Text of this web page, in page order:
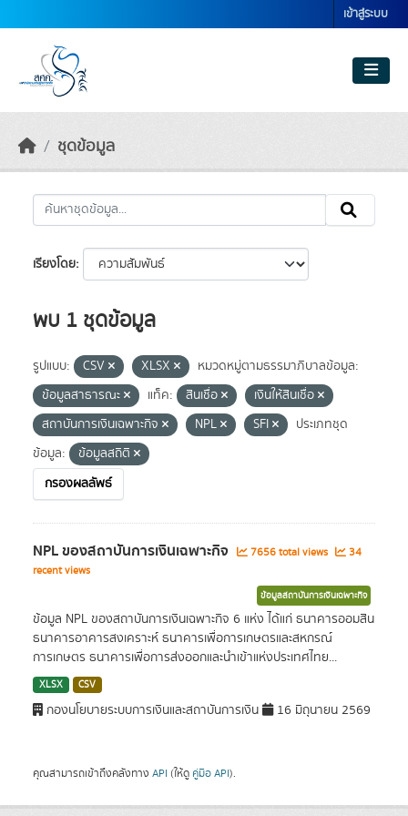
เข้าสู่ระบบ
ชุดข้อมูล
เรียงโดย
พบ 1 ชุดข้อมูล
รูปแบบ: CSV XLSX
หมวดหมู่ตามธรรมาภิบาลข้อมูล:
ข้อมูลสาธารณะ
แท็ค: สินเชื่อ
เงินให้สินเชื่อ
สถาบันการเงินเฉพาะกิจ
NPL SFI
ประเภทชุด
ข้อมูล:
ข้อมูลสถิติ
กรองผลลัพธ์
NPL ของสถาบันการเงินเฉพาะกิจ 7656 total views
34
recent views
ข้อมูลสถาบันการเงินเฉพาะกิจ
ข้อมูล NPL ของสถาบันการเงินเฉพาะกิจ 6 แห่ง ได้แก่ ธนาคารออมสิน
ธนาคารอาคารสงเคราะห์ ธนาคารเพื่อการเกษตรและสหกรณ์
การเกษตร ธนาคารเพื่อการส่งออกและนำเข้าแห่งประเทศไทย...
XLSX CSV
กองนโยบายระบบการเงินและสถาบันการเงิน 16 มิถุนายน 2569
คุณสามารถเข้าถึงคลังทาง API (ให้ดู คู่มือ API).